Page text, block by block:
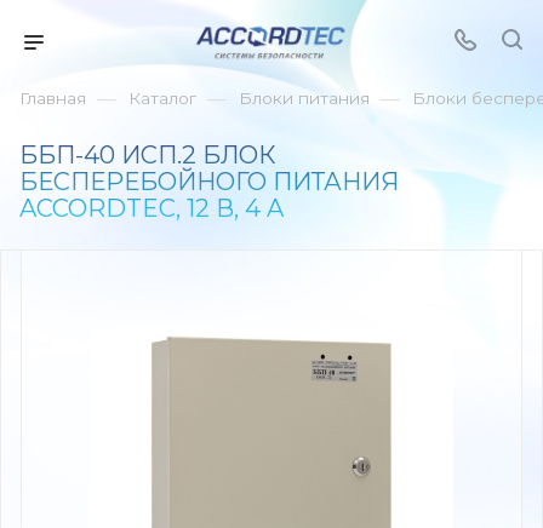
Главная — Каталог — Блоки питания — Блоки
ББП-40 ИСП.2 БЛОК
БЕСПЕРЕБОЙНОГО ПИТАНИЯ
ACCORDTEC, 12 В, 4 A